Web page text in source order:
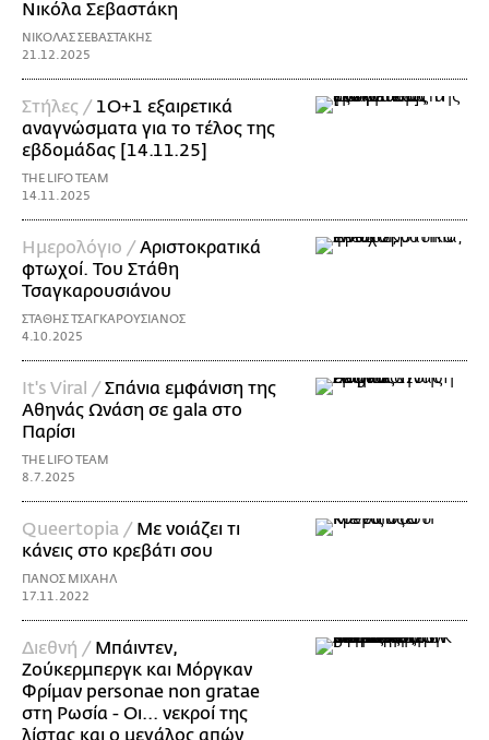
Νικόλα Σεβαστάκη
ΝΙΚΟΛΑΣ ΣΕΒΑΣΤΑΚΗΣ
21.12.2025
Στήλες / 1Ο+1 εξαιρετικά
αναγνώσματα για το τέλος της
εβδομάδας [14.11.25]
THE LIFO TEAM
14.11.2025
Ημερολόγιο /Αριστοκρατικά
φτωχοί. Του Στάθη
Τσαγκαρουσιάνου
ΣΤΑΘΗΣ ΤΣΑΓΚΑΡΟΥΣΙΑΝΟΣ
4.10.2025
It's Viral /Σπάνια εμφάνιση της
Αθηνάς Ωνάση σε gala στο
Παρίσι
THE LIFO TEAM
8.7.2025
Queertopia / Με νοιάζει τι
κάνεις στο κρεβάτι σου
ΠΑΝΟΣ ΜΙΧΑΗΛ
17.11.2022
Διεθνή / Μπάιντεν,
Ζούκερμπεργκ και Μόργκαν
Φρίμαν personae non gratae
στη Ρωσία - Οι... νεκροί της
λίστας και ο μεγάλος απών